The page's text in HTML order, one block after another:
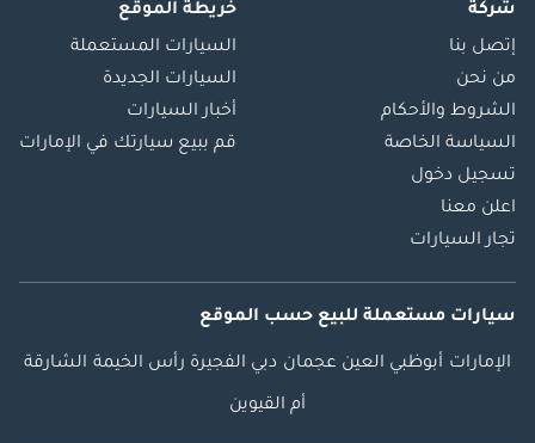
شركة
إتصل بنا
من نحن
الشروط والأحكام
السياسة الخاصة
تسجيل دخول
اعلن معنا
تجار السيارات
خريطة الموقع
السيارات المستعملة
السيارات الجديدة
أخبار السيارات
قم ببيع سيارتك في الإمارات
سيارات مستعملة للبيع حسب الموقع
الإمارات أبوظبي العين عجمان دبي الفجيرة رأس الخيمة الشارقة
أم القيوين